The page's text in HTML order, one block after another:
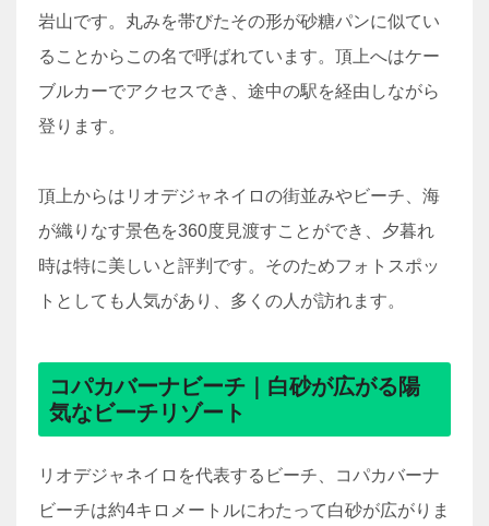
岩山です。丸みを帯びたその形が砂糖パンに似てい
ることからこの名で呼ばれています。頂上へはケー
ブルカーでアクセスでき、途中の駅を経由しながら
登ります。
頂上からはリオデジャネイロの街並みやビーチ、海
が織りなす景色を360度見渡すことができ、夕暮れ
時は特に美しいと評判です。そのためフォトスポッ
トとしても人気があり、多くの人が訪れます。
コパカバーナビーチ｜白砂が広がる陽
気なビーチリゾート
リオデジャネイロを代表するビーチ、コパカバーナ
ビーチは約4キロメートルにわたって白砂が広がりま